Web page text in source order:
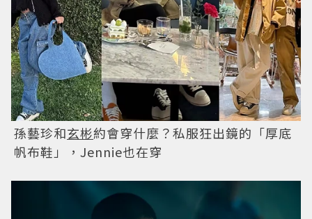
孫藝珍和玄彬約會穿什麼？私服狂出鏡的「厚底
帆布鞋」，Jennie也在穿